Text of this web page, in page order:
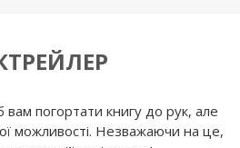
погортати книгу до рук, але
можливості. Незважаючи на це,